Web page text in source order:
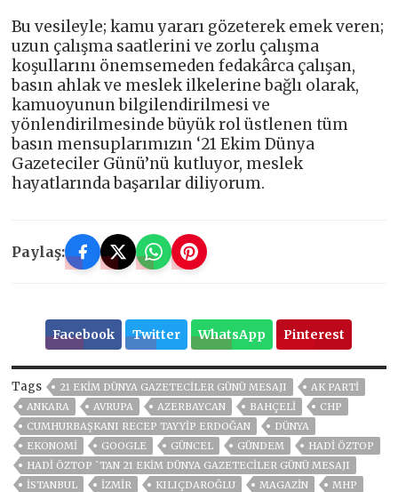
Bu vesileyle; kamu yararı gözeterek emek veren;
uzun çalışma saatlerini ve zorlu çalışma
koşullarını önemsemeden fedakârca çalışan,
basın ahlak ve meslek ilkelerine bağlı olarak,
kamuoyunun bilgilendirilmesi ve
yönlendirilmesinde büyük rol üstlenen tüm
basın mensuplarımızın ‘21 Ekim Dünya
Gazeteciler Günü’nü kutluyor, meslek
hayatlarında başarılar diliyorum.
Paylaş:
Facebook Twitter WhatsApp Pinterest
Tags 21 EKIM DÜNYA GAZETECILER GÜNÜ MESAJI
AK PARTİ
ANKARA
AVRUPA AZERBAYCAN BAHÇELİ
CHP
CUMHURBAŞKANI RECEP TAYYIP ERDOĞAN
DÜNYA
EKONOMİ
GOOGLE GÜNCEL GÜNDEM
HADI ÖZTOP
HADI ÖZTOP `TAN 21 EKIM DÜNYA GAZETECILER GÜNÜ MESAJI
ISTANBUL
İZMIR KILIÇDAROĞLU MAGAZİN
MHP